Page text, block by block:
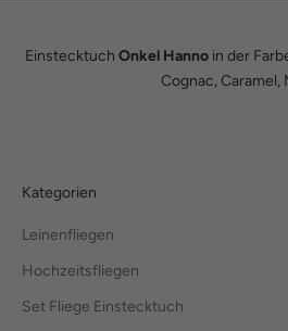
Einstecktuch Onkel Hanno in der
Cognac, Caramel,
Kategorien
Leinenfliegen
Hochzeitsfliegen
Set Fliege Einstecktuch